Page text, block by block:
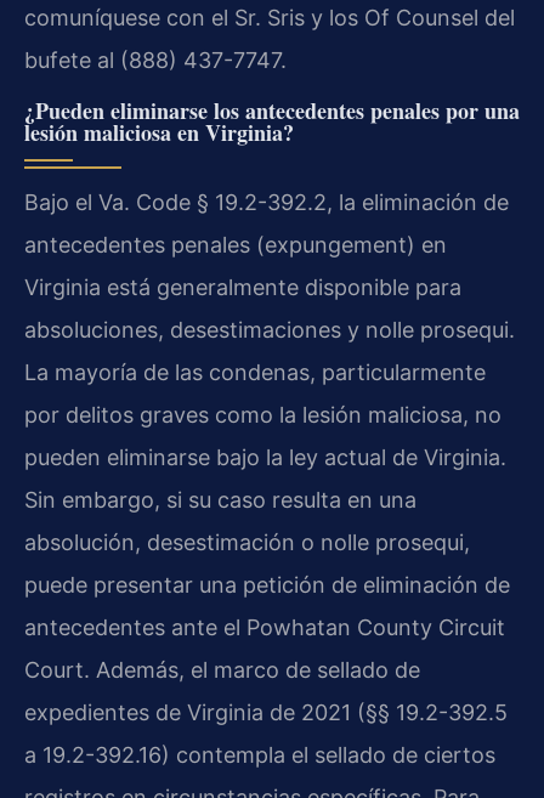
comuníquese con el Sr. Sris y los Of Counsel del
bufete al (888) 437-7747.
¿Pueden eliminarse los antecedentes penales por una
lesión maliciosa en Virginia?
Bajo el Va. Code § 19.2-392.2, la eliminación de
antecedentes penales (expungement) en
Virginia está generalmente disponible para
absoluciones, desestimaciones y nolle prosequi.
La mayoría de las condenas, particularmente
por delitos graves como la lesión maliciosa, no
pueden eliminarse bajo la ley actual de Virginia.
Sin embargo, si su caso resulta en una
absolución, desestimación o nolle prosequi,
puede presentar una petición de eliminación de
antecedentes ante el Powhatan County Circuit
Court. Además, el marco de sellado de
expedientes de Virginia de 2021 (§§ 19.2-392.5
a 19.2-392.16) contempla el sellado de ciertos